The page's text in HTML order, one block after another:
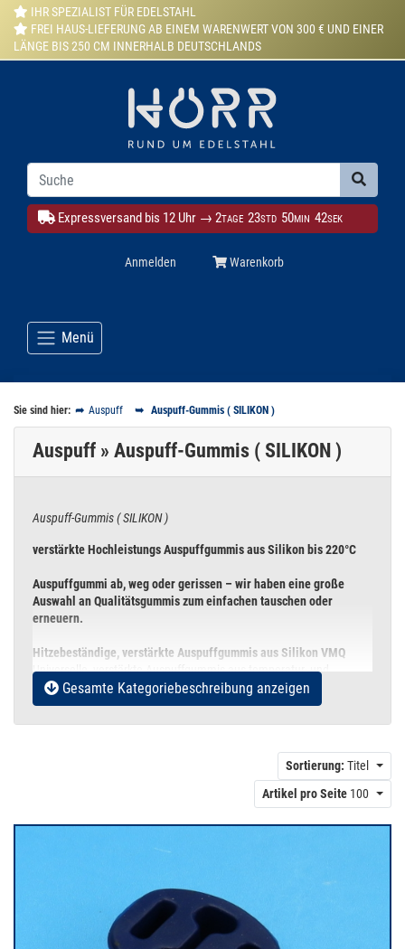
IHR SPEZIALIST FÜR EDELSTAHL
FREI HAUS-LIEFERUNG AB EINEM WARENWERT VON 300 € UND EINER
LÄNGE BIS 250 CM INNERHALB DEUTSCHLANDS
Expressversand bis 12 Uhr → 2TAGE 23STD 50MIN 40SEK
Anmelden Warenkorb
Menü
Sie sind hier: Auspuff Auspuff-Gummis ( SILIKON )
Auspuff » Auspuff-Gummis ( SILIKON )
Auspuff-Gummis ( SILIKON )
verstärkte Hochleistungs Auspuffgummis aus Silikon bis 220°C
Auspuffgummi ab, weg oder gerissen – wir haben eine große
Auswahl an Qualitätsgummis zum einfachen tauschen oder
erneuern.
Hitzebeständige, verstärkte Auspuffgummis aus Silikon VMQ
Universelle, verstärkte Auspuffgummis aus temperatur- und
witterungsbeständigem Silikon VMQ für höchste Bean­spru­chung
und Stabilität. Die verstärkte Auspuffgummis besitzen eine extreme
Wettbewerbsfahrzeuge unter härtesten Bedingungen.
Die Standard Aufhängungspunkte bei Sport- und
Rennsportauspuffanlagen sind häufig nicht bzw. nur ungenügend
thermisch entkoppelt. Der starke Temperaturanstieg im Halter
ungünstigsten Fall, bei über +90° C, wird das schwarze, Standard
Gummi aus Naturkautschuk so weich, dass es kaum noch Kräfte
aufnehmen kann.
Die Auspuffanlage, sowie die fahrdynamischen Kräfte die darauf
Gesamte Kategoriebeschreibung anzeigen
Sortierung: Titel
Artikel pro Seite 100